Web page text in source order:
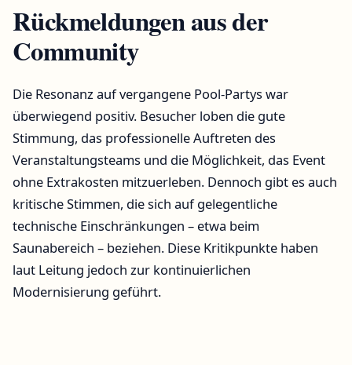
Rückmeldungen aus der
Community
Die Resonanz auf vergangene Pool-Partys war
überwiegend positiv. Besucher loben die gute
Stimmung, das professionelle Auftreten des
Veranstaltungsteams und die Möglichkeit, das Event
ohne Extrakosten mitzuerleben. Dennoch gibt es auch
kritische Stimmen, die sich auf gelegentliche
technische Einschränkungen – etwa beim
Saunabereich – beziehen. Diese Kritikpunkte haben
laut Leitung jedoch zur kontinuierlichen
Modernisierung geführt.